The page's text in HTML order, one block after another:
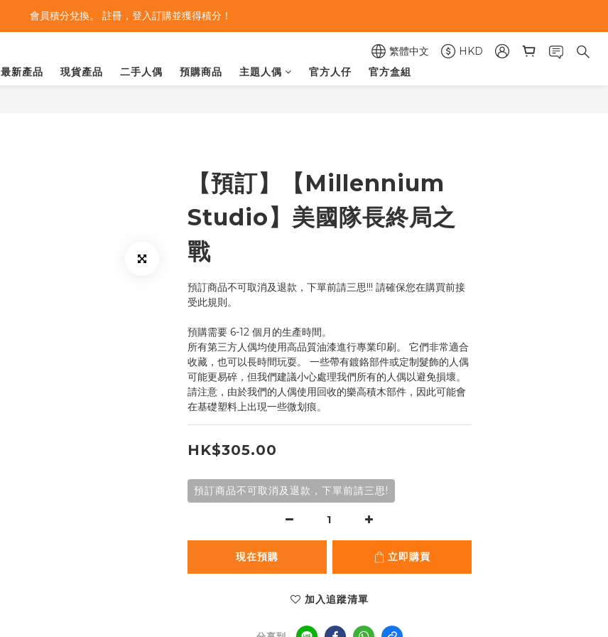
會員積分兌換。 註冊，登入訂購並獲得積分！
繁體中文
HKD
最新產品 現貨產品 二手人偶 預購商品 主題人偶 官方人仔 官方盒組
【預訂】【Millennium
Studio】美國隊長終局之
戰
預訂商品不可取消及退款，下單前請三思!!! 請確保您在購買前接
受此規則。
預購需要 6-12 個月的生產時間。
所有第三方人偶均使用高品質油漆進行專業印刷。 它們非常適合
收藏，也可以長時間玩耍。 一些帶有鍍鉻部件或定制髮飾的人偶
可能更易碎，但我們建議小心處理我們所有的人偶以避免損壞。
請注意，由於我們的人偶使用回收的樂高積木部件，因此可能會
在基礎塑料上出現一些微划痕。
HK$305.00
預訂商品不可取消及退款，下單前請三思!
現在預購 立即購買
加入追蹤清單